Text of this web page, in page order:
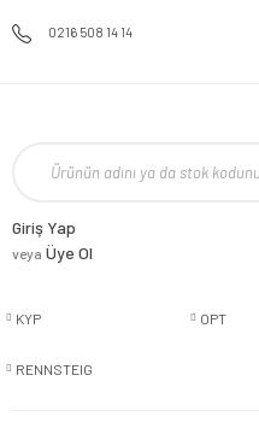
0216 508 14 14
Giriş Yap
veya Üye Ol
KYP OPT
RENNSTEIG